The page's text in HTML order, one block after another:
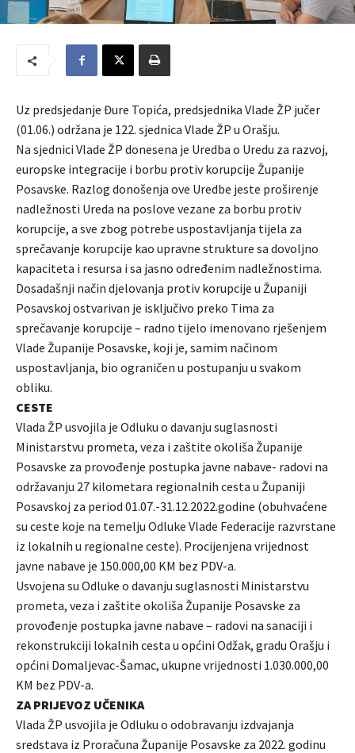
Uz predsjedanje Đure Topića, predsjednika Vlade ŽP jučer
(01.06.) održana je 122. sjednica Vlade ŽP u Orašju.
Na sjednici Vlade ŽP donesena je Uredba o Uredu za razvoj,
europske integracije i borbu protiv korupcije Županije
Posavske. Razlog donošenja ove Uredbe jeste proširenje
nadležnosti Ureda na poslove vezane za borbu protiv
korupcije, a sve zbog potrebe uspostavljanja tijela za
sprečavanje korupcije kao upravne strukture sa dovoljno
kapaciteta i resursa i sa jasno određenim nadležnostima.
Dosadašnji način djelovanja protiv korupcije u Županiji
Posavskoj ostvarivan je isključivo preko Tima za
sprečavanje korupcije – radno tijelo imenovano rješenjem
Vlade Županije Posavske, koji je, samim načinom
uspostavljanja, bio ograničen u postupanju u svakom
obliku.
CESTE
Vlada ŽP usvojila je Odluku o davanju suglasnosti
Ministarstvu prometa, veza i zaštite okoliša Županije
Posavske za provođenje postupka javne nabave- radovi na
održavanju 27 kilometara regionalnih cesta u Županiji
Posavskoj za period 01.07.-31.12.2022.godine (obuhvaćene
su ceste koje na temelju Odluke Vlade Federacije razvrstane
iz lokalnih u regionalne ceste). Procijenjena vrijednost
javne nabave je 150.000,00 KM bez PDV-a.
Usvojena su Odluke o davanju suglasnosti Ministarstvu
prometa, veza i zaštite okoliša Županije Posavske za
provođenje postupka javne nabave – radovi na sanaciji i
rekonstrukciji lokalnih cesta u općini Odžak, gradu Orašju i
općini Domaljevac-Šamac, ukupne vrijednosti 1.030.000,00
KM bez PDV-a.
ZA PRIJEVOZ UČENIKA
Vlada ŽP usvojila je Odluku o odobravanju izdvajanja
sredstava iz Proračuna Županije Posavske za 2022. godinu